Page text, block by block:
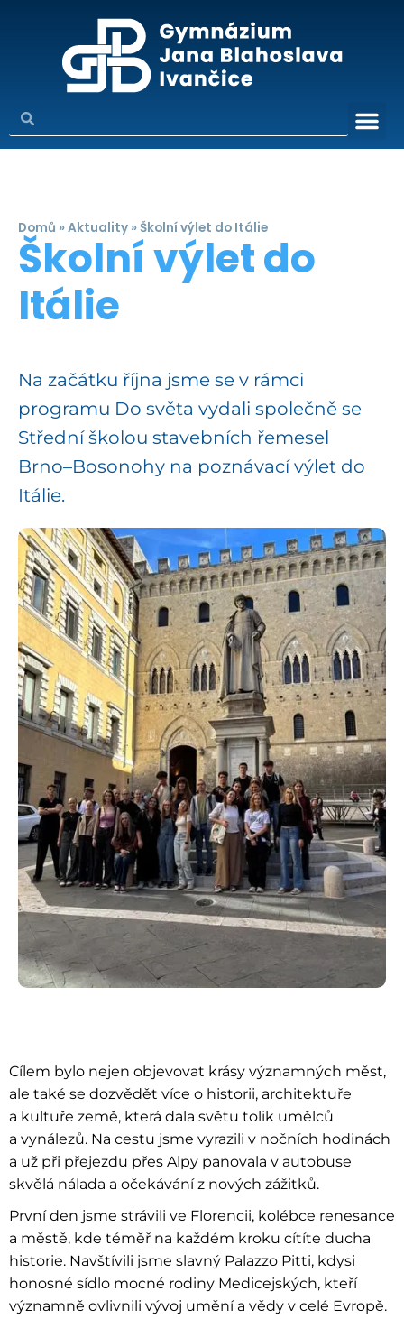
Domů »Aktuality »Školní výlet do Itálie
Školní výlet do
Itálie
Na začátku října jsme se v rámci
programu Do světa vydali společně se
Střední školou stavebních řemesel
Brno–Bosonohy na poznávací výlet do
Itálie.
Cílem bylo nejen objevovat krásy významných měst,
ale také se dozvědět více o historii, architektuře
a kultuře země, která dala světu tolik umělců
a vynálezů. Na cestu jsme vyrazili v nočních hodinách
a už při přejezdu přes Alpy panovala v autobuse
skvělá nálada a očekávání z nových zážitků.
První den jsme strávili ve Florencii, kolébce renesance
a městě, kde téměř na každém kroku cítíte ducha
historie. Navštívili jsme slavný Palazzo Pitti, kdysi
honosné sídlo mocné rodiny Medicejských, kteří
významně ovlivnili vývoj umění a vědy v celé Evropě.